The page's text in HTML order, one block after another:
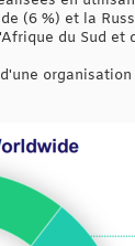
(6 %) et la
du Sud et